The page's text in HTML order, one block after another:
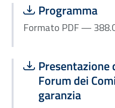
Scarica file:
Programma
Formato PDF —
Formato PDF —
Scarica file:
Presentazione
Forum dei
garanzia
Formato PDF —